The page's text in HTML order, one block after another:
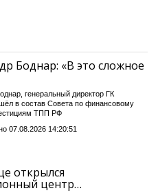
Боднар: «В это сложное
генеральный директор ГК
в состав Совета по финансовому
ТПП РФ
07.08.2026 14:20:51
открылся
центр…